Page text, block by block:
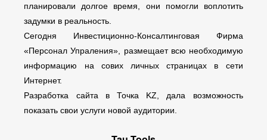
планировали долгое время, они помогли воплотить
задумки в реальность.
Сегодня Инвестиционно-Консалтинговая Фирма
«Персонал Упраления», размещает всю необходимую
информацию на сових личных страницах в сети
Интернет.
Разработка сайта в Точка KZ, дала возможность
показать свои услуги новой аудитории.